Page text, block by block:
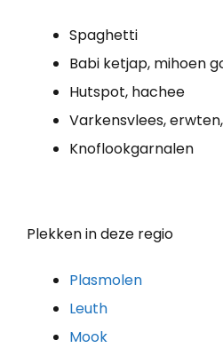
Spaghetti
Babi ketjap, mihoen
Hutspot, hachee
Varkensvlees,
Knoflookgarnalen
Plekken in deze regio
Plasmolen
Leuth
Mook